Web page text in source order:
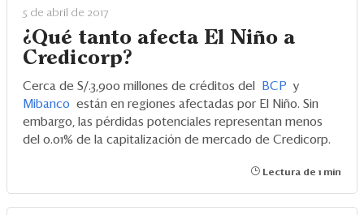
5 de abril de 2017
¿Qué tanto afecta El Niño a
Credicorp?
Cerca de S/.3,900 millones de créditos del BCP y
Mibanco están en regiones afectadas por El Niño. Sin
embargo, las pérdidas potenciales representan menos
del 0.01% de la capitalización de mercado de Credicorp.
Lectura de 1 min